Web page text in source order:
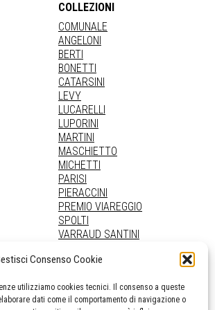
Consenso Cookie
utilizziamo cookies tecnici. Il consenso a queste
dati come il comportamento di navigazione o
COLLEZIONI
COMUNALE
ANGELONI
BERTI
BONETTI
CATARSINI
LEVY
LUCARELLI
LUPORINI
MARTINI
MASCHIETTO
MICHETTI
PARISI
PIERACCINI
PREMIO VIAREGGIO
SPOLTI
VARRAUD SANTINI